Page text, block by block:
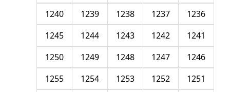
1236
1237
1238
1239
1240
1241
1242
1243
1244
1245
1246
1247
1248
1249
1250
1251
1252
1253
1254
1255